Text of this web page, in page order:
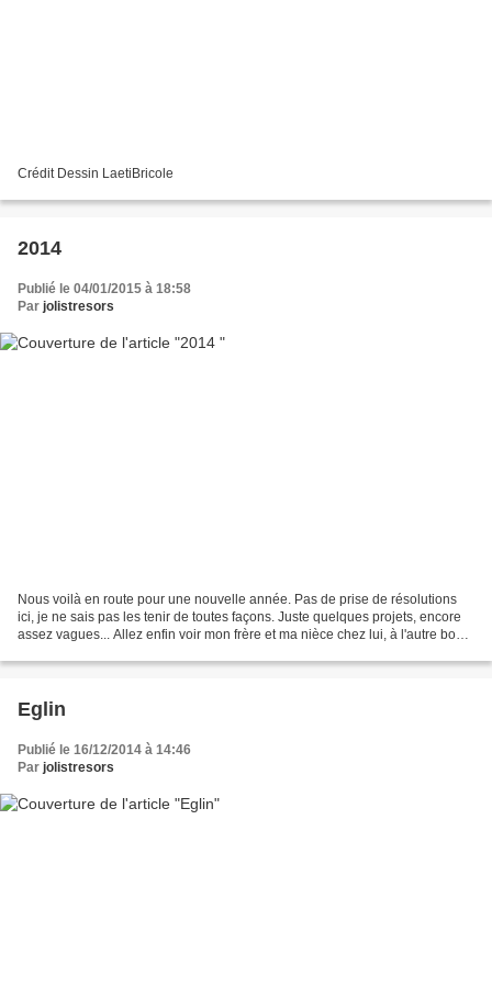
Crédit Dessin LaetiBricole
2014
Publié le 04/01/2015 à 18:58
Par jolistresors
Nous voilà en route pour une nouvelle année. Pas de prise de résolutions
ici, je ne sais pas les tenir de toutes façons. Juste quelques projets, encore
assez vagues... Allez enfin voir mon frère et ma nièce chez lui, à l'autre bout
Eglin
Publié le 16/12/2014 à 14:46
Par jolistresors